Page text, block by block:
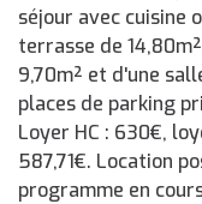
séjour avec cuisine
terrasse de
9,70m² et d'une
places de parking
Loyer HC : 630€,
587,71€. Location
programme en